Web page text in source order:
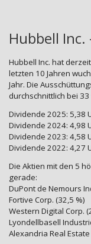
Hubbell Inc.
Hubbell Inc. hat
letzten 10 Jahren
Jahr. Die
durchschnittlich bei 33
Dividende 2025: 5,38
Dividende 2024: 4,98
Dividende 2023: 4,58
Dividende 2022: 4,27
Die Aktien mit den 5
gerade:
DuPont de Nemours
Fortive Corp. (32,5 %)
Western Digital Corp.
Lyondellbasell
Alexandria Real